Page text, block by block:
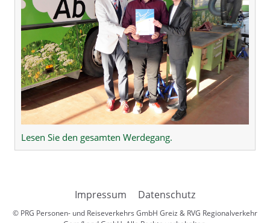
Lesen Sie den gesamten Werdegang.
Impressum Datenschutz
© PRG Personen- und Reiseverkehrs GmbH Greiz & RVG Regionalverkehr